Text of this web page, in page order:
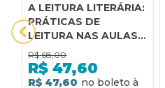
A LEITURA LITERÁRIA:
PRÁTICAS DE
LEITURA NAS AULAS
DE LÍNGUA
PORTUGUESA NO
ENSINO
R$ 68,00
R$ 47,60
R$ 47,60